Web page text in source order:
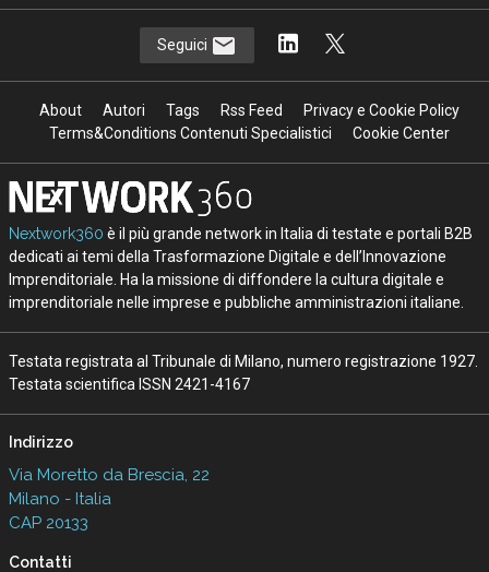
Seguici
About Autori Tags Rss Feed
Privacy e Cookie Policy
Terms&Conditions Contenuti Specialistici
Cookie Center
Nextwork360 è il più grande network in Italia di testate e portali B2B
dedicati ai temi della Trasformazione Digitale e dell’Innovazione
Imprenditoriale. Ha la missione di diffondere la cultura digitale e
imprenditoriale nelle imprese e pubbliche amministrazioni italiane.
Testata registrata al Tribunale di Milano, numero registrazione 1927.
Testata scientifica ISSN 2421-4167
Indirizzo
Via Moretto da Brescia, 22
Milano - Italia
CAP 20133
Contatti